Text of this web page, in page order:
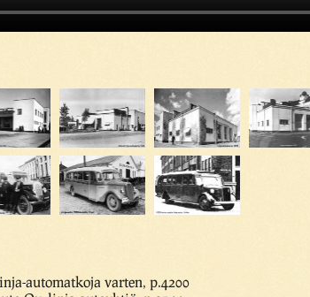
automatkoja varten, p.4200